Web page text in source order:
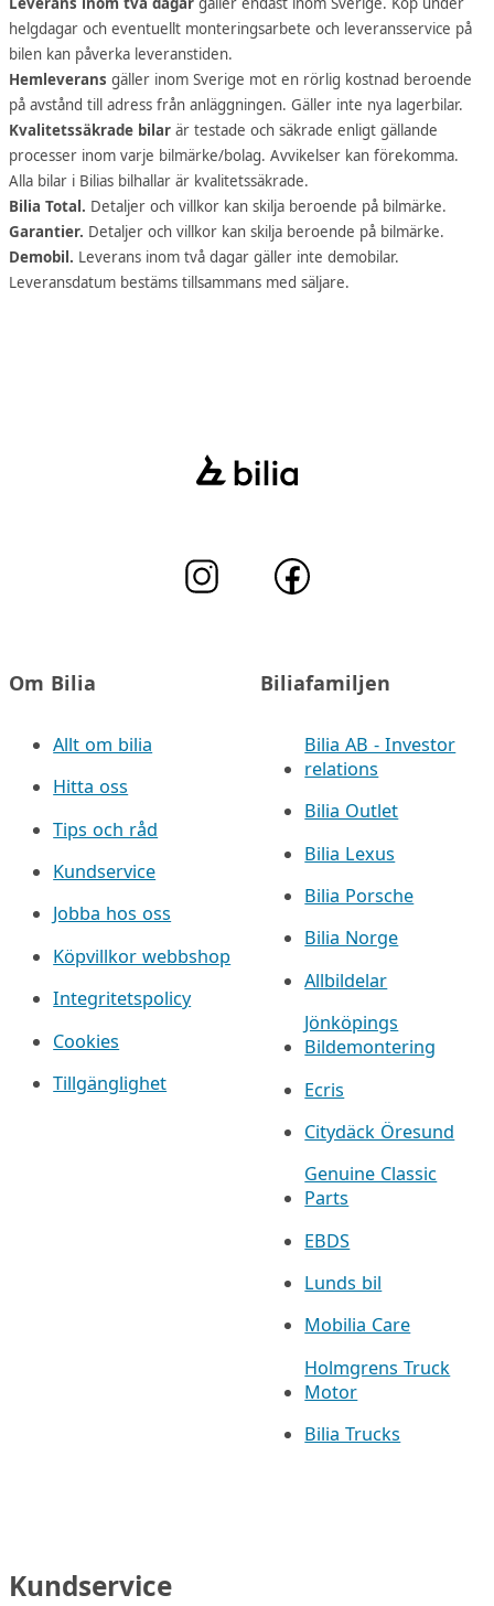
helgdagar och eventuellt monteringsarbete och leveransservice på
bilen kan påverka leveranstiden.
Hemleverans gäller inom Sverige mot en rörlig kostnad beroende
på avstånd till adress från anläggningen. Gäller inte nya lagerbilar.
Kvalitetssäkrade bilar är testade och säkrade enligt gällande
processer inom varje bilmärke/bolag. Avvikelser kan förekomma.
Alla bilar i Bilias bilhallar är kvalitetssäkrade.
Bilia Total. Detaljer och villkor kan skilja beroende på bilmärke.
Garantier. Detaljer och villkor kan skilja beroende på bilmärke.
Demobil. Leverans inom två dagar gäller inte demobilar.
Leveransdatum bestäms tillsammans med säljare.
Om Bilia
Allt om bilia
Hitta oss
Tips och råd
Kundservice
Jobba hos oss
Köpvillkor webbshop
Integritetspolicy
Cookies
Tillgänglighet
Biliafamiljen
Bilia AB - Investor
relations
Bilia Outlet
Bilia Lexus
Bilia Porsche
Bilia Norge
Allbildelar
Jönköpings
Bildemontering
Ecris
Citydäck Öresund
Genuine Classic
Parts
EBDS
Lunds bil
Mobilia Care
Holmgrens Truck
Motor
Bilia Trucks
Kundservice